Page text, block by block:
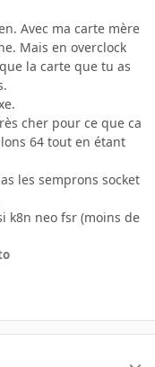
Avec ma carte mère
Mais en overclock
la carte que tu as
cher pour ce que ca
64 tout en étant
les semprons socket
k8n neo fsr (moins de